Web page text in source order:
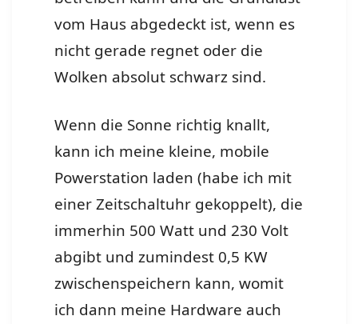
vom Haus abgedeckt ist, wenn es
nicht gerade regnet oder die
Wolken absolut schwarz sind.
Wenn die Sonne richtig knallt,
kann ich meine kleine, mobile
Powerstation laden (habe ich mit
einer Zeitschaltuhr gekoppelt), die
immerhin 500 Watt und 230 Volt
abgibt und zumindest 0,5 KW
zwischenspeichern kann, womit
ich dann meine Hardware auch